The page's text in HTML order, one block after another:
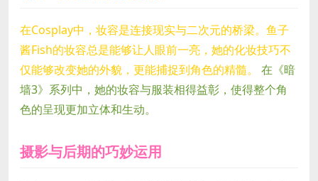
在Cosplay中，妆容是连接现实与二次元的桥梁。鱼子
酱Fish的妆容总是能够让人眼前一亮，她的化妆技巧不
仅能够改变她的外貌，更能捕捉到角色的精髓。
在《暗
墙3》系列中，她的妆容与服装相得益彰，使得整个角
色的呈现更加立体和生动。
摄影与后期的巧妙运用